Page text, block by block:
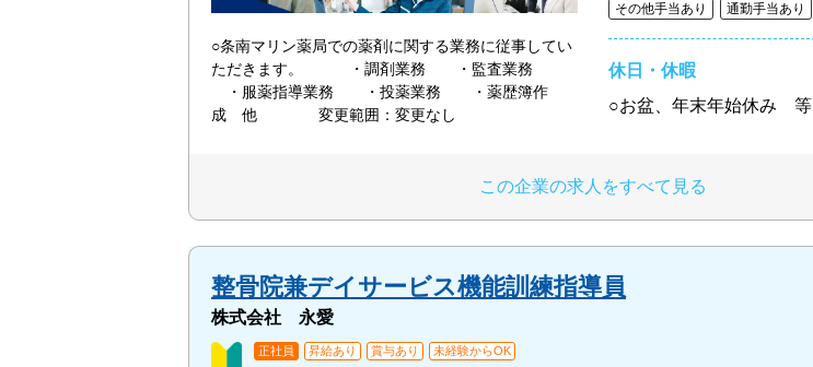
○条南マリン薬局での薬剤に関する業務に従事してい
ただきます。 ・調剤業務 ・監査業務
・服薬指導業務 ・投薬業務 ・薬歴簿作
成 他 変更範囲：変更なし
その他手当あり 通勤手当あり
休日・休暇
○お盆、年末年始休み 等
この企業の求人をすべて見る
整骨院兼デイサービス機能訓練指導員
株式会社 永愛
正社員 昇給あり 賞与あり 未経験からOK